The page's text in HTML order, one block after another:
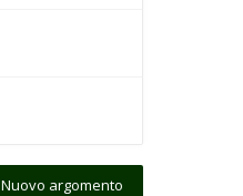
Nuovo argomento